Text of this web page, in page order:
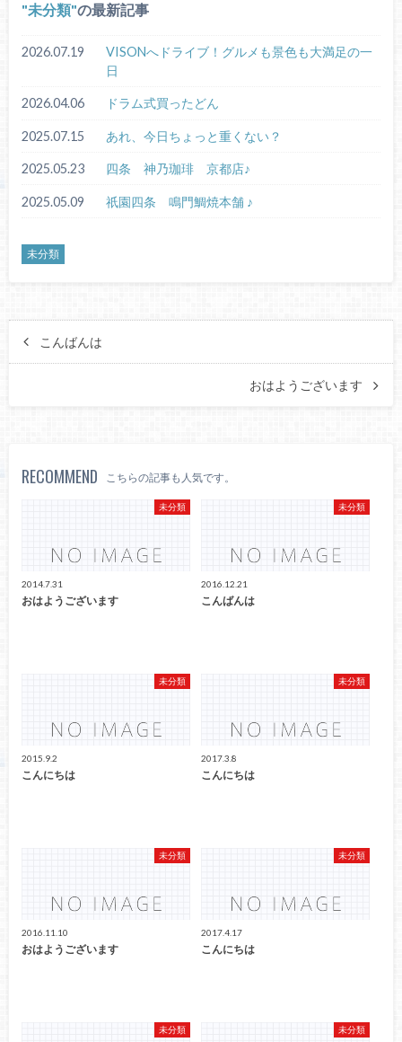
未分類 の最新記事
2026.07.19
VISONへドライブ！グルメも景色も大満足の一
日
2026.04.06 ドラム式買ったどん
2025.07.15 あれ、今日ちょっと重くない？
2025.05.23 四条 神乃珈琲 京都店♪
2025.05.09 祇園四条 鳴門鯛焼本舗 ♪
未分類
こんばんは
おはようございます
RECOMMEND こちらの記事も人気です。
未分類
2014.7.31
おはようございます
未分類
2016.12.21
こんばんは
未分類
2015.9.2
こんにちは
未分類
2017.3.8
こんにちは
未分類
2016.11.10
おはようございます
未分類
2017.4.17
こんにちは
未分類 未分類